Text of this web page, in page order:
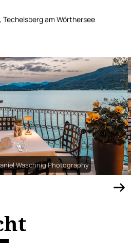
am Wörthersee
Waschnig Photography